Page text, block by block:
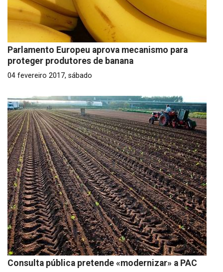
Parlamento Europeu aprova mecanismo para
proteger produtores de banana
04 fevereiro 2017, sábado
Consulta pública pretende «modernizar» a PAC